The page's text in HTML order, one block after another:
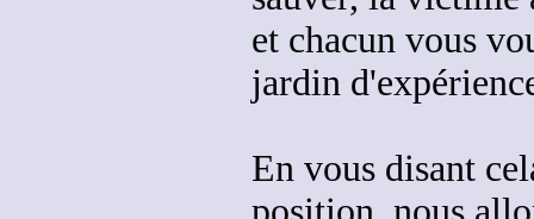
et chacun vous
jardin
En vous disant